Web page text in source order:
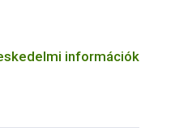
információk